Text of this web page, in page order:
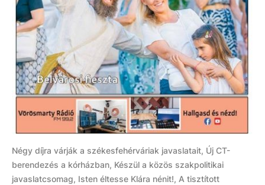
Négy díjra várják a székesfehérváriak javaslatait, Új CT-
berendezés a kórházban, Készül a közös szakpolitikai
javaslatcsomag, Isten éltesse Klára nénit!, A tisztított